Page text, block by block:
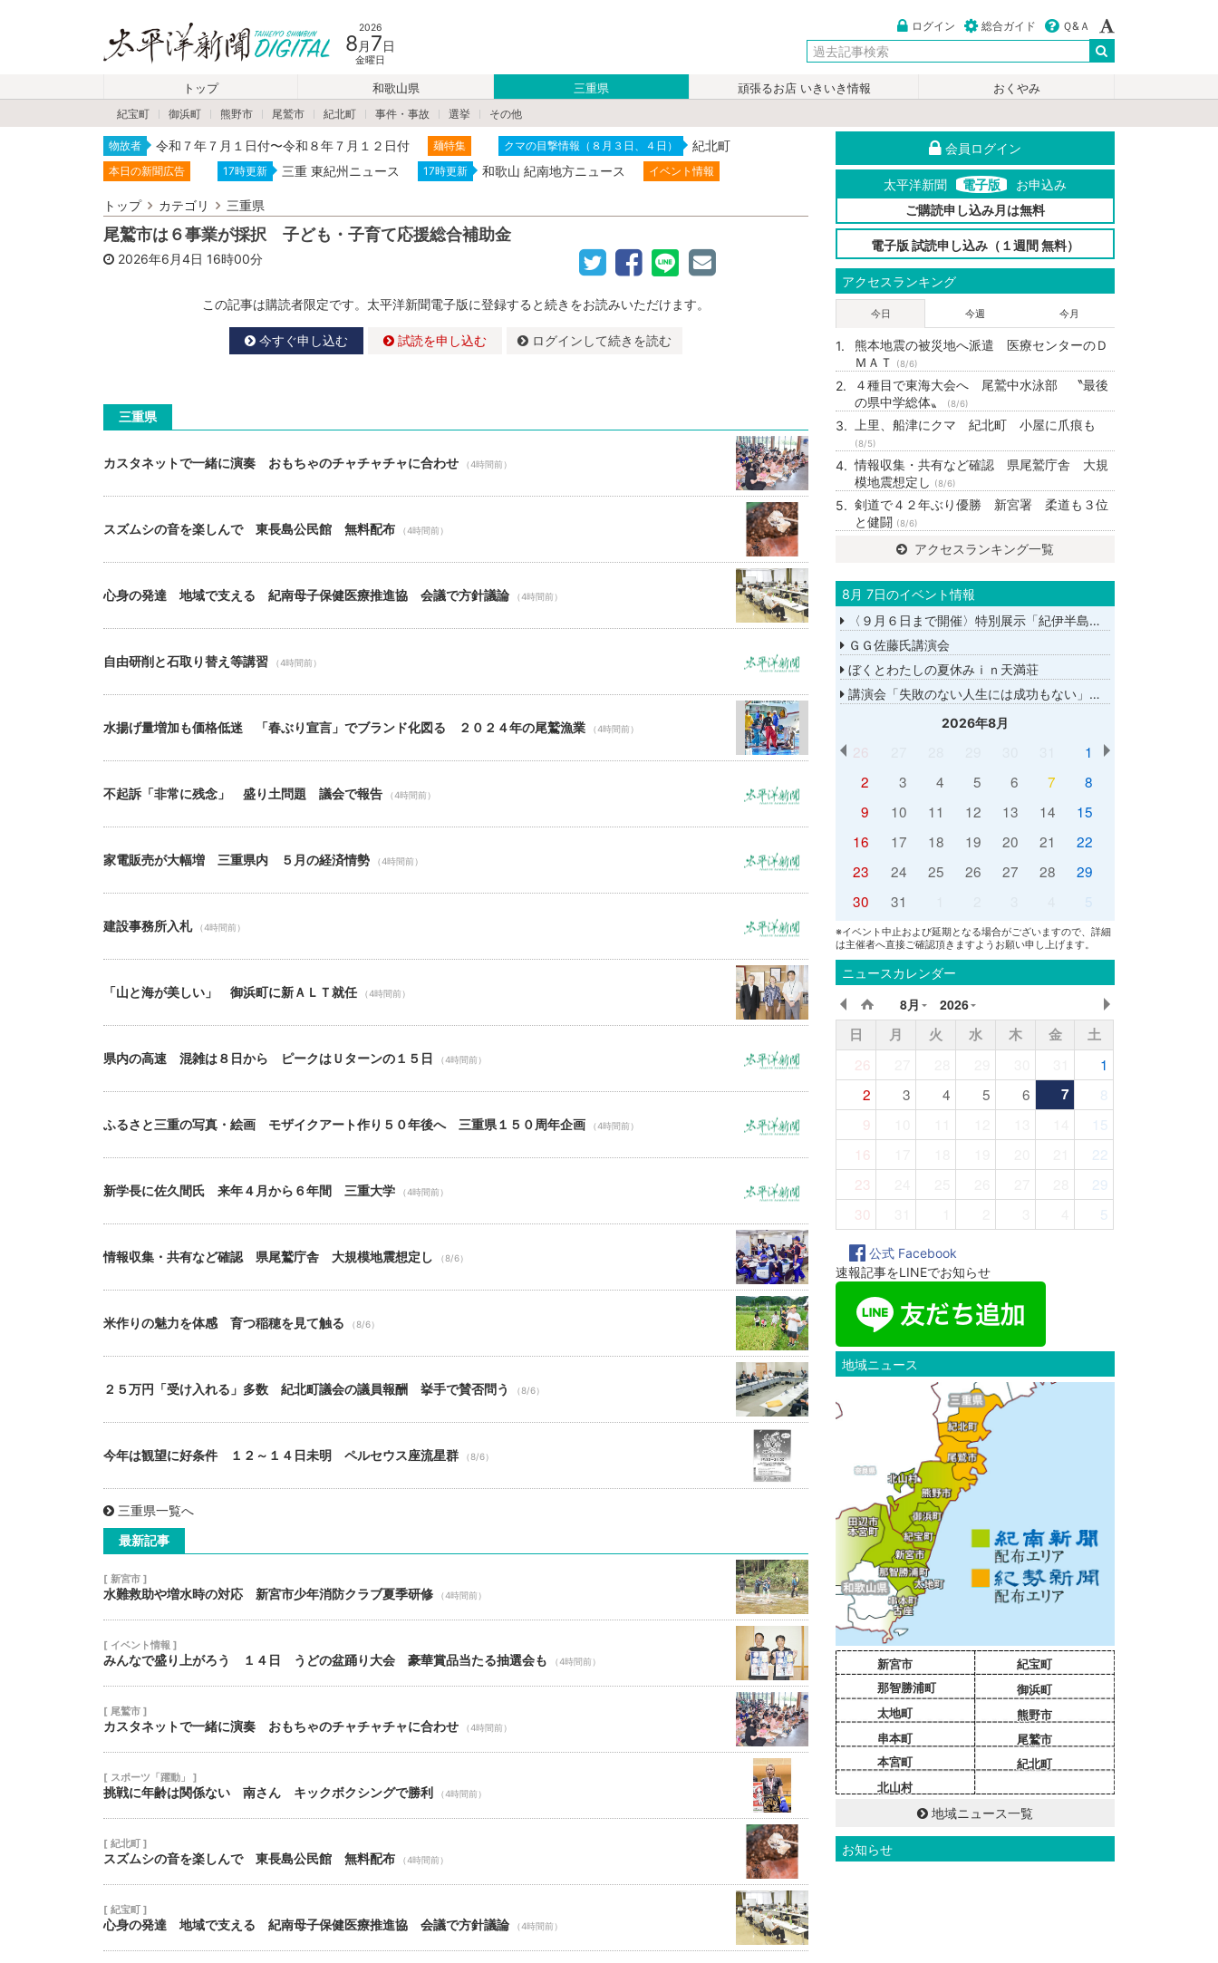
2026
8 月 7日
金曜日
ログイン 総合ガイド Ｑ&Ａ
トップ 和歌山県 三重県 頑張るお店 いきいき情報
おくやみ
紀宝町
御浜町 熊野市 尾鷲市 紀北町 事件・事故 選挙 その他
物故者 令和７年７月１日付〜令和８年７月１２日付 麺特集 クマの目撃情報（８月３日、４日） 紀北町
本日の新聞広告 17時更新 三重 東紀州ニュース 17時更新 和歌山 紀南地方ニュース イベント情報
トップ カテゴリ 三重県
尾鷲市は６事業が採択 子ども・子育て応援総合補助金
2026年6月4日 16時00分
この記事は購読者限定です。太平洋新聞電子版に登録すると続きをお読みいただけます。
今すぐ申し込む 試読を申し込む ログインして続きを読む
三重県
カスタネットで一緒に演奏 おもちゃのチャチャチャに合わせ （4時間前）
スズムシの音を楽しんで 東長島公民館 無料配布 （4時間前）
心身の発達 地域で支える 紀南母子保健医療推進協 会議で方針議論 （4時間前）
自由研削と石取り替え等講習 （4時間前）
水揚げ量増加も価格低迷 「春ぶり宣言」でブランド化図る ２０２４年の尾鷲漁業 （4時間前）
不起訴「非常に残念」 盛り土問題 議会で報告 （4時間前）
家電販売が大幅増 三重県内 ５月の経済情勢 （4時間前）
建設事務所入札 （4時間前）
「山と海が美しい」 御浜町に新ＡＬＴ就任 （4時間前）
県内の高速 混雑は８日から ピークはＵターンの１５日 （4時間前）
ふるさと三重の写真・絵画 モザイクアート作り５０年後へ 三重県１５０周年企画 （4時間前）
新学長に佐久間氏 来年４月から６年間 三重大学 （4時間前）
情報収集・共有など確認 県尾鷲庁舎 大規模地震想定し （8/6）
米作りの魅力を体感 育つ稲穂を見て触る （8/6）
２５万円「受け入れる」多数 紀北町議会の議員報酬 挙手で賛否問う （8/6）
今年は観望に好条件 １２～１４日未明 ペルセウス座流星群 （8/6）
三重県一覧へ
最新記事
[ 新宮市 ]
水難救助や増水時の対応 新宮市少年消防クラブ夏季研修 （4時間前）
[ イベント情報 ]
みんなで盛り上がろう １４日 うどの盆踊り大会 豪華賞品当たる抽選会も （4時間前）
[ 尾鷲市 ]
カスタネットで一緒に演奏 おもちゃのチャチャチャに合わせ （4時間前）
[ スポーツ「躍動」 ]
挑戦に年齢は関係ない 南さん キックボクシングで勝利 （4時間前）
[ 紀北町 ]
スズムシの音を楽しんで 東長島公民館 無料配布 （4時間前）
[ 紀宝町 ]
心身の発達 地域で支える 紀南母子保健医療推進協 会議で方針議論 （4時間前）
会員ログイン
太平洋新聞 電子版
お申込み
ご購読申し込み月は無料
電子版 試読申し込み（１週間 無料）
アクセスランキング
今日 今週 今月
熊本地震の被災地へ派遣 医療センターのＤ
ＭＡＴ
(8/6)
４種目で東海大会へ 尾鷲中水泳部 〝最後
の県中学総体〟
(8/6)
上里、船津にクマ 紀北町 小屋に爪痕も
(8/5)
情報収集・共有など確認 県尾鷲庁舎 大規
模地震想定し
(8/6)
剣道で４２年ぶり優勝 新宮署 柔道も３位
と健闘 (8/6)
アクセスランキング一覧
8月 7日のイベント情報
〈９月６日まで開催〉特別展示「紀伊半島大水害から１５年－あの日を忘れない－」
ＧＧ佐藤氏講演会
ぼくとわたしの夏休みｉｎ天満荘
講演会「失敗のない人生には成功もない」講師：ＧＧ佐藤さん
2026年8月
26
1
2
3 4 5 6 7
8
9
10 11 12 13 14
15
16
17 18 19 20 21
22
23
24 25 26 27 28
29
30
31 5
※イベント中止および延期となる場合がございますので、詳細
は主催者へ直接ご確認頂きますようお願い申し上げます。
ニュースカレンダー
8月 2026
日 月 火 水 木 金
土
26
1
2
3 4 5 6 7
8
9
15
16
22
23
29
30
5
公式 Facebook
速報記事をLINEでお知らせ
地域ニュース
新宮市
那智勝浦町
太地町
串本町
本宮町
北山村
紀宝町
御浜町
熊野市
尾鷲市
紀北町
地域ニュース一覧
お知らせ